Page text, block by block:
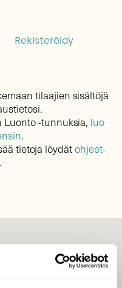
Rekisteröidy
tilaajien sisältöjä
Luonto -tunnuksia, luo
.
tietoja löydätohjeet-
.